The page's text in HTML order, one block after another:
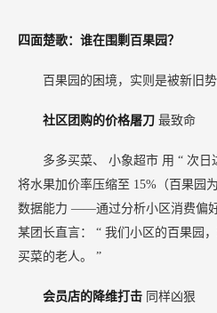
四面楚歌：谁在围剿百果园？
百果园的困境，实则是被新旧
社区团购的价格屠刀 最致命
多多买菜、 小象超市 用 “ 次日
将水果加价率压缩至 15%（百果园
数据能力 ——通过分析小区消费偏
某团长直言： “ 我们小区的百果园
买菜的老人。 ”
会员店的降维打击 同样凶狠